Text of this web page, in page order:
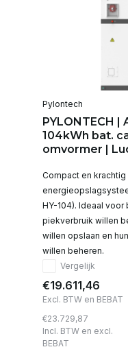
Pylontech
PYLONTECH |
104kWh bat.
omvormer |
Compact en krachtig
HY-104). Ideaal voor
piekverbruik willen
willen opslaan en
willen beheren.
Vergelijk
€19.611,46
Excl. BTW en BEBAT
€23.729,87
Incl. BTW en excl.
BEBAT